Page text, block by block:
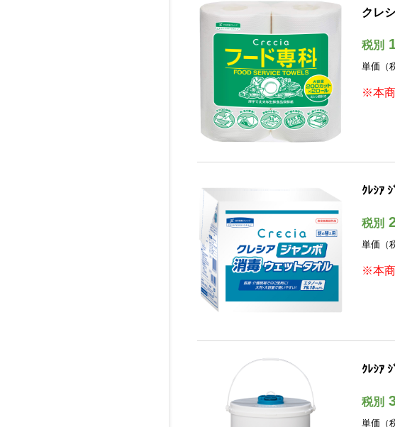
クレ
税別
単価
※本商
ｸﾚｼｱ
税別
単価
※本商
ｸﾚｼｱ
税別
単価